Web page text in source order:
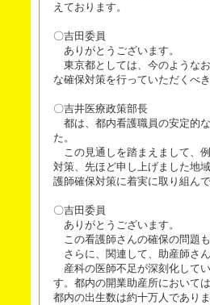
えております。
〇吉田委員
ありがとうございます。
東京都としては、今のような
な確保対策を行っていただくべ
〇吉井医療政策部長
都は、都内看護職員の安定的
た。
この見通しを踏まえまして、
対策、先ほど申し上げました地
護師確保対策に着実に取り組ん
〇吉田委員
ありがとうございます。
この看護師さんの確保の問題
さらに、関連して、助産師さ
産科の医師不足が深刻化して
す。都内の開業助産所において
都内の出生数は約十万人であり